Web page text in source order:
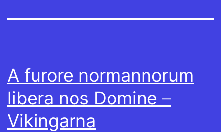
A furore normannorum
libera nos Domine –
Vikingarna